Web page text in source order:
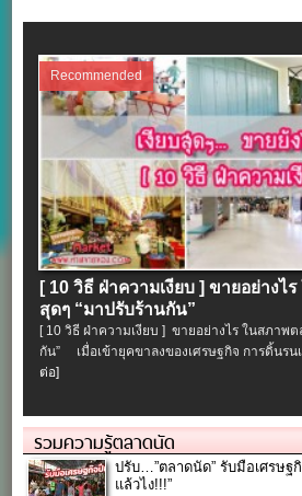
Recommended
[ 10 วิธี ฝ่าความเงียบ ] ขายอย่างไ
สุดๆ “มาปรับร้านกัน”
[ 10 วิธี ฝ่าความเงียบ ] ขายอย่างไร ในสภาพ
กัน” เมื่อเข้ายุคขาลงของเศรษฐกิจ การดิ้นร
ต่อ]
รวมความรู้ตลาดนัด
ปรับ…”ตลาดนัด” รับมือเศรษฐ
แล้วไง!!!”